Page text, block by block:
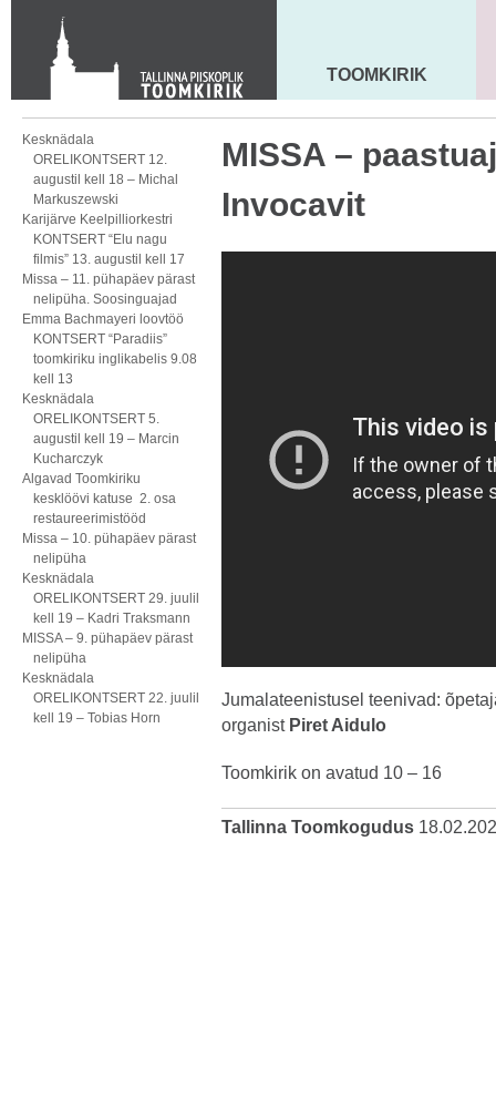
Toom-Kooli 6, 10130 TALLINN
tallinna.toom
+372 644 4140
MAARJA KIRIK
TOOMKIRIK
Kesknädala
ORELIKONTSERT 12.
augustil kell 18 – Michal
Markuszewski
Karijärve Keelpilliorkestri
KONTSERT “Elu nagu
filmis” 13. augustil kell 17
Missa – 11. pühapäev pärast
nelipüha. Soosinguajad
Emma Bachmayeri loovtöö
KONTSERT “Paradiis”
toomkiriku inglikabelis 9.08
kell 13
Kesknädala
ORELIKONTSERT 5.
augustil kell 19 – Marcin
Kucharczyk
Algavad Toomkiriku
kesklöövi katuse 2. osa
restaureerimistööd
Missa – 10. pühapäev pärast
nelipüha
Kesknädala
ORELIKONTSERT 29. juulil
kell 19 – Kadri Traksmann
MISSA – 9. pühapäev pärast
nelipüha
Kesknädala
ORELIKONTSERT 22. juulil
kell 19 – Tobias Horn
MISSA –
Invocavit
Jumalateenistusel teenivad:
organist Piret Aidulo
Toomkirik on avatud 10 – 16
Tallinna Toomkogudus